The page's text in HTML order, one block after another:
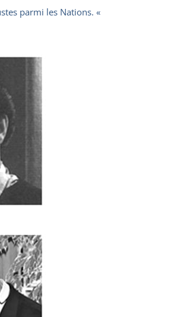
parmi les Nations. «